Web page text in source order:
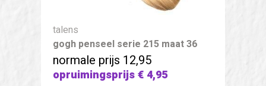
talens
gogh penseel serie 215 maat 36
normale prijs 12,95
opruimingsprijs€ 4,95